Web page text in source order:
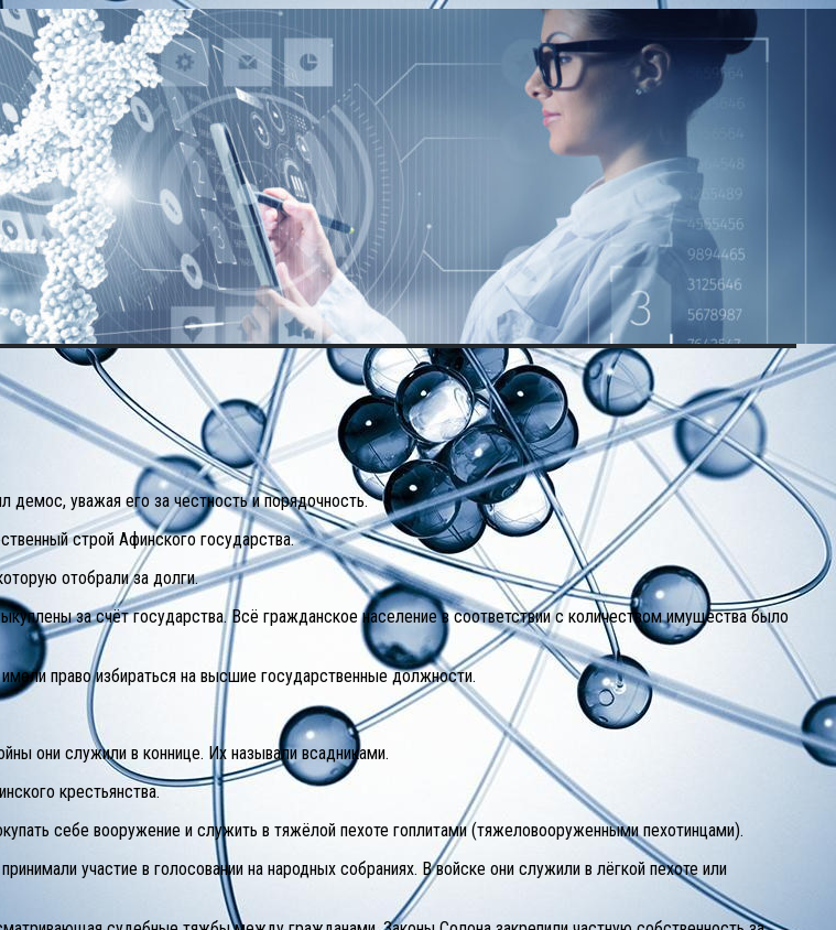
уважая его за честность и порядочность.
строй Афинского государства.
отобрали за долги.
за счёт государства. Всё гражданское население в соответствии с количеством имущества было
право избираться на высшие государственные должности.
они служили в коннице. Их называли всадниками.
крестьянства.
себе вооружение и служить в тяжёлой пехоте гоплитами (тяжеловооруженными пехотинцами).
участие в голосовании на народных собраниях. В войске они служили в лёгкой пехоте или